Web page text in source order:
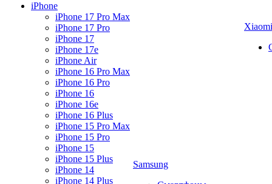
iPhone
iPhone 17 Pro Max
iPhone 17 Pro
iPhone 17
iPhone 17e
iPhone Air
iPhone 16 Pro Max
iPhone 16 Pro
iPhone 16
iPhone 16e
iPhone 16 Plus
iPhone 15 Pro Max
iPhone 15 Pro
iPhone 15
iPhone 15 Plus
iPhone 14
iPhone 14 Plus
Samsung
Xiaomi